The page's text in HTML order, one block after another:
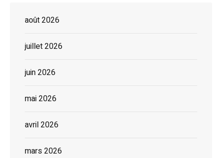
août 2026
juillet 2026
juin 2026
mai 2026
avril 2026
mars 2026